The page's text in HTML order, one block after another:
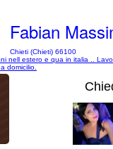
Fabian
Chieti (Chieti) 66100
nell estero e qua in italia ..
domicilio.